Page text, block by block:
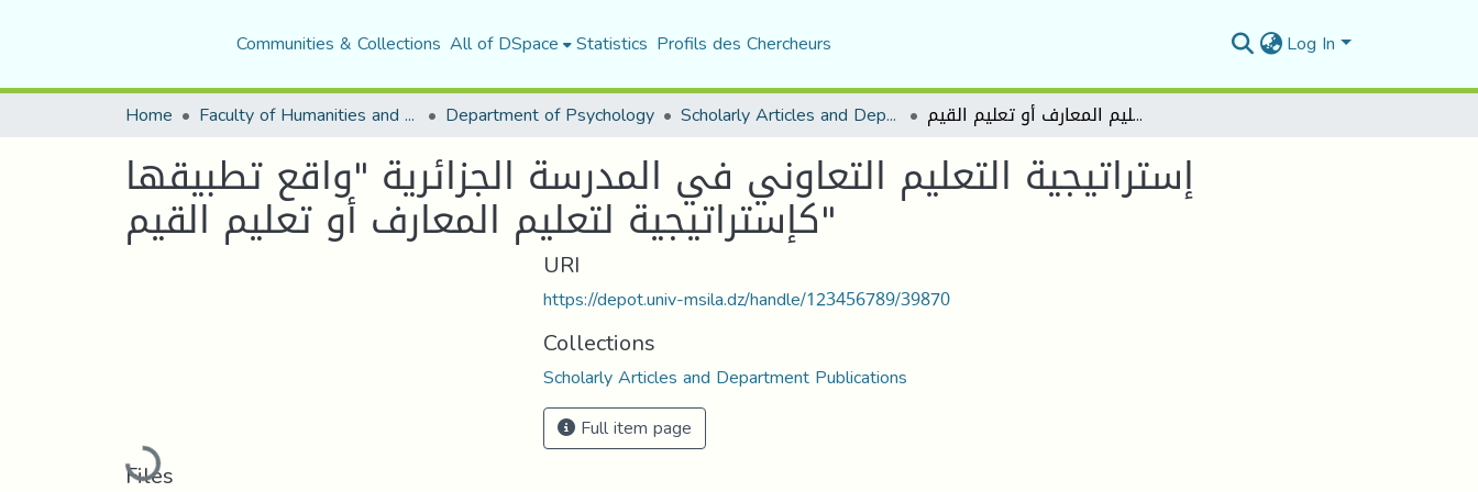
Communities & Collections All of DSpace Statistics Profils des Chercheurs Log In
Home Faculty of Humanities and Social Sciences Department of Psychology Scholarly Articles and Department Publications إستراتيجية التعليم التعاوني في المدرسة الجزائرية "واقع تطبيقها كإستراتيجية لتعليم المعارف أو تعليم القيم"
إستراتيجية التعليم التعاوني في المدرسة الجزائرية "واقع تطبيقها
كإستراتيجية لتعليم المعارف أو تعليم القيم"
Loading...
Files
URI
https://depot.univ-msila.dz/handle/123456789/39870
Collections
Scholarly Articles and Department Publications
Full item page